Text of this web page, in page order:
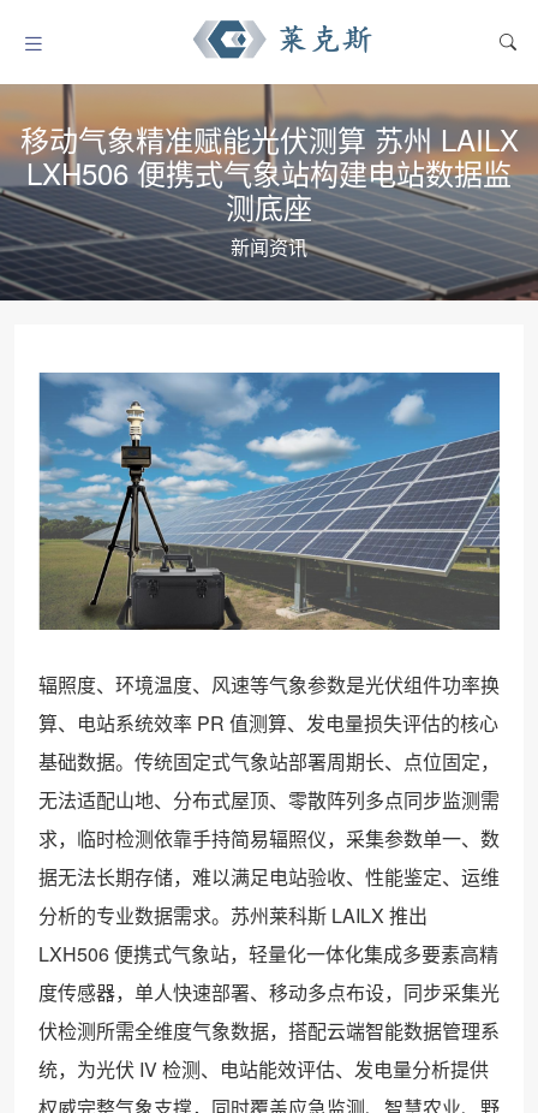
移动气象精准赋能光伏测算 苏州 LAILX
LXH506 便携式气象站构建电站数据监
测底座
新闻资讯
辐照度、环境温度、风速等气象参数是光伏组件功率换
算、电站系统效率 PR 值测算、发电量损失评估的核心
基础数据。传统固定式气象站部署周期长、点位固定，
无法适配山地、分布式屋顶、零散阵列多点同步监测需
求，临时检测依靠手持简易辐照仪，采集参数单一、数
据无法长期存储，难以满足电站验收、性能鉴定、运维
分析的专业数据需求。苏州莱科斯 LAILX 推出
LXH506 便携式气象站，轻量化一体化集成多要素高精
度传感器，单人快速部署、移动多点布设，同步采集光
伏检测所需全维度气象数据，搭配云端智能数据管理系
统，为光伏 IV 检测、电站能效评估、发电量分析提供
权威完整气象支撑，同时覆盖应急监测、智慧农业、野